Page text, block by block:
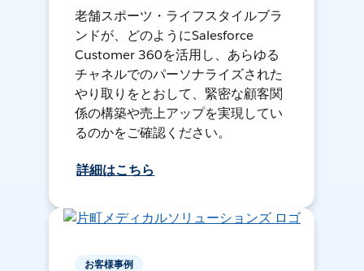
老舗スポーツ・ライフスタイルブラ
ンドが、どのようにSalesforce
Customer 360を活用し、あらゆる
チャネルでのパーソナライズされた
やり取りをとおして、緊密な顧客関
係の構築や売上アップを実現してい
るのかをご確認ください。
詳細はこちら
お客様事例